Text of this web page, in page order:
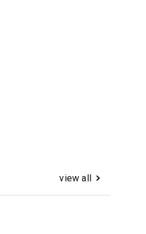
view all